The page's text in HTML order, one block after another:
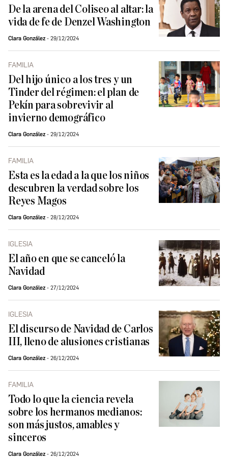
De la arena del Coliseo al altar: la
vida de fe de Denzel Washington
Clara González 29/12/2024
FAMILIA
Del hijo único a los tres y un
Tinder del régimen: el plan de
Pekín para sobrevivir al
invierno demográfico
Clara González 29/12/2024
FAMILIA
Esta es la edad a la que los niños
descubren la verdad sobre los
Reyes Magos
Clara González 28/12/2024
IGLESIA
El año en que se canceló la
Navidad
Clara González 27/12/2024
IGLESIA
El discurso de Navidad de Carlos
III, lleno de alusiones cristianas
Clara González 26/12/2024
FAMILIA
Todo lo que la ciencia revela
sobre los hermanos medianos:
son más justos, amables y
sinceros
Clara González 26/12/2024